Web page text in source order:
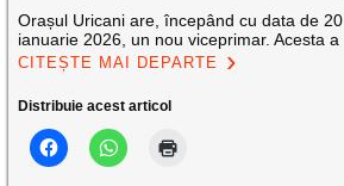
Orașul Uricani are, începând cu data de 20
ianuarie 2026, un nou viceprimar. Acesta a
CITEȘTE MAI DEPARTE
Distribuie acest articol